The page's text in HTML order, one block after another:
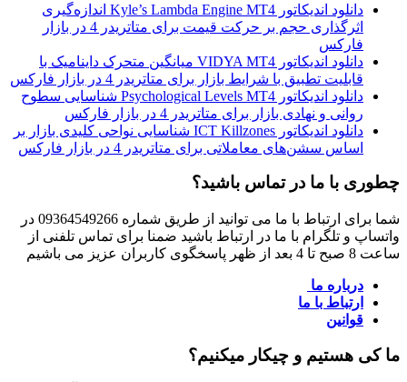
دانلود اندیکاتور Kyle’s Lambda Engine MT4 اندازه‌گیری
اثرگذاری حجم بر حرکت قیمت برای متاتریدر 4 در بازار
فارکس
دانلود اندیکاتور VIDYA MT4 میانگین متحرک داینامیک با
قابلیت تطبیق با شرایط بازار برای متاتریدر 4 در بازار فارکس
دانلود اندیکاتور Psychological Levels MT4 شناسایی سطوح
روانی و نهادی بازار برای متاتریدر 4 در بازار فارکس
دانلود اندیکاتور ICT Killzones شناسایی نواحی کلیدی بازار بر
اساس سشن‌های معاملاتی برای متاتریدر 4 در بازار فارکس
چطوری با ما در تماس باشید؟
شما برای ارتباط با ما می توانید از طریق شماره 09364549266 در
واتساپ و تلگرام با ما در ارتباط باشید ضمنا برای تماس تلفنی از
ساعت 8 صبح تا 4 بعد از ظهر پاسخگوی کاربران عزیز می باشیم
درباره ما
ارتباط با ما
قوانین
ما کی هستیم و چیکار میکنیم؟